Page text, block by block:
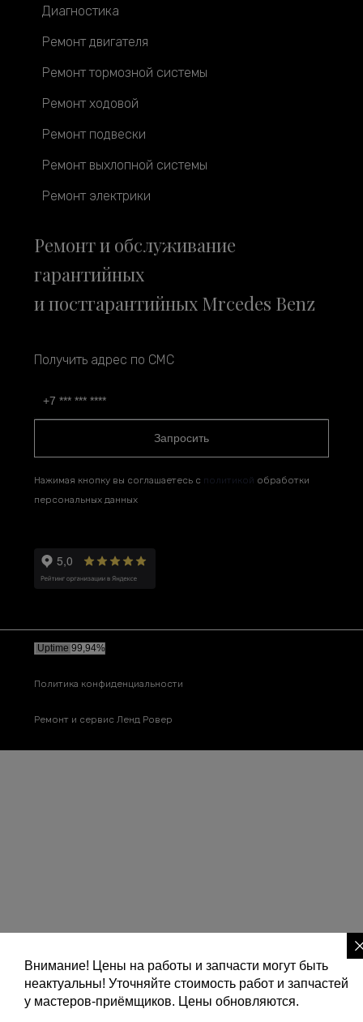
Диагностика
Ремонт двигателя
Ремонт тормозной системы
Ремонт ходовой
Ремонт подвески
Ремонт выхлопной системы
Ремонт электрики
Ремонт и обслуживание
гарантийных
и постгарантийных Mrcedes Benz
Получить адрес по СМС
Запросить
Нажимая кнопку вы соглашаетесь с политикой обработки
персональных данных
Политика конфиденциальности
Ремонт и сервис Ленд Ровер
Внимание! Цены на работы и запчасти могут быть
неактуальны! Уточняйте стоимость работ и запчастей
у мастеров-приёмщиков. Цены обновляются.